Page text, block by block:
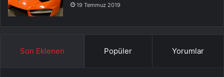
19 Temmuz 2019
Son Eklenen Popüler Yorumlar